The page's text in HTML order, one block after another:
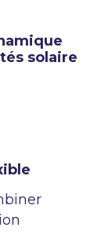
solaire